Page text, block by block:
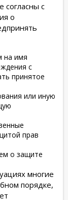
согласны с
о
на имя
с
принятое
или иную
прав
о защите
многие
порядке,